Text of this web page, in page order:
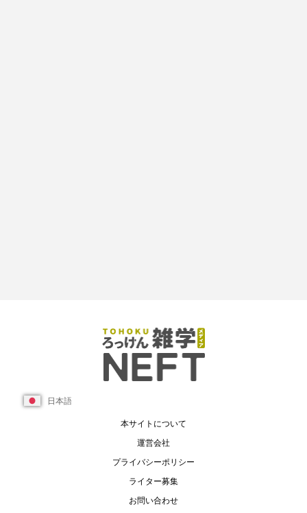
日本語
本サイトについて
運営会社
プライバシーポリシー
ライター募集
お問い合わせ